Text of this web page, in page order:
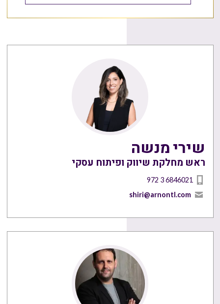
שירי מנשה
ראש מחלקת שיווק ופיתוח עסקי
972 3 6846021
shiri@arnontl.com